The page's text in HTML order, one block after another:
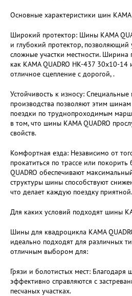
Основные характеристики шин KAMA
Широкий протектор: Шины KAMA
и глубокий протектор, позволяющий
сложные участки местности. Ширина
как KAMA QUADRO НК-437 30х10-
отличное сцепление с дорогой, .
Устойчивость к износу:
производства позволяют этим
поездки по труднопроходимым
в том, что шины KAMA QUADRO
свойств.
Комфортная езда: Независимо от
прокатиться по трассе или
QUADRO обеспечивают
структуры шины способствуют
что делает каждую поездку приятной.
Для каких условий подходят шины
Шины для квадроцикла KAMA
идеально подходят для различных
отличным выбором для:
Грязи и болотистых мест:
эффективно справляются с
песчаных участках.